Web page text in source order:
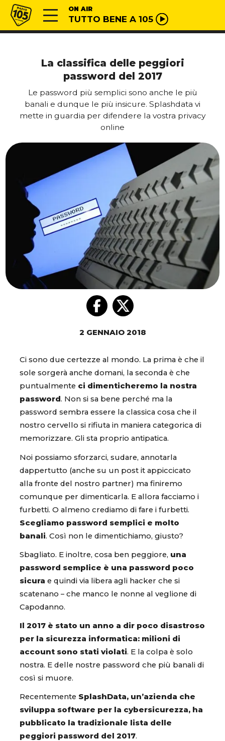
Vai al contenuto
Radio 105 ON AIR
TUTTO BENE A 105
La classifica delle peggiori
password del 2017
Le password più semplici sono anche le più
banali e dunque le più insicure. Splashdata vi
mette in guardia per difendere la vostra privacy
online
2 GENNAIO 2018
Ci sono due certezze al mondo. La prima è che il
sole sorgerà anche domani, la seconda è che
puntualmente ci dimenticheremo la nostra
password. Non si sa bene perché ma la
password sembra essere la classica cosa che il
nostro cervello si rifiuta in maniera categorica di
memorizzare. Gli sta proprio antipatica.
Noi possiamo sforzarci, sudare, annotarla
dappertutto (anche su un post it appiccicato
alla fronte del nostro partner) ma finiremo
comunque per dimenticarla. E allora facciamo i
furbetti. O almeno crediamo di fare i furbetti.
Scegliamo password semplici e molto
banali. Così non le dimentichiamo, giusto?
Sbagliato. E inoltre, cosa ben peggiore, una
password semplice è una password poco
sicura e quindi via libera agli hacker che si
scatenano – che manco le nonne al veglione di
Capodanno.
Il 2017 è stato un anno a dir poco disastroso
per la sicurezza informatica: milioni di
account sono stati violati. E la colpa è solo
nostra. E delle nostre password che più banali di
così si muore.
Recentemente SplashData, un’azienda che
sviluppa software per la cybersicurezza, ha
pubblicato la tradizionale lista delle
peggiori password del 2017.